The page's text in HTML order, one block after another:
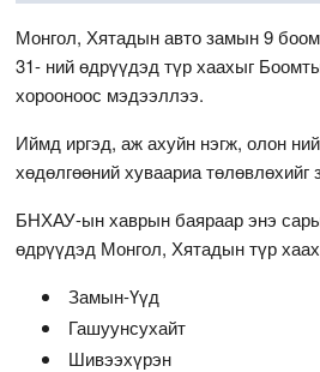
Монгол, Хятадын авто замын 9
31- ний өдрүүдэд түр хаахыг
хорооноос мэдээллээ.
Иймд иргэд, аж ахуйн нэгж, олон
хөдөлгөөний хуваариа төлөвлөхийг
БНХАУ-ын хаврын баяраар энэ
өдрүүдэд Монгол, Хятадын түр
Замын-Үүд
Гашуунсухайт
Шивээхүрэн